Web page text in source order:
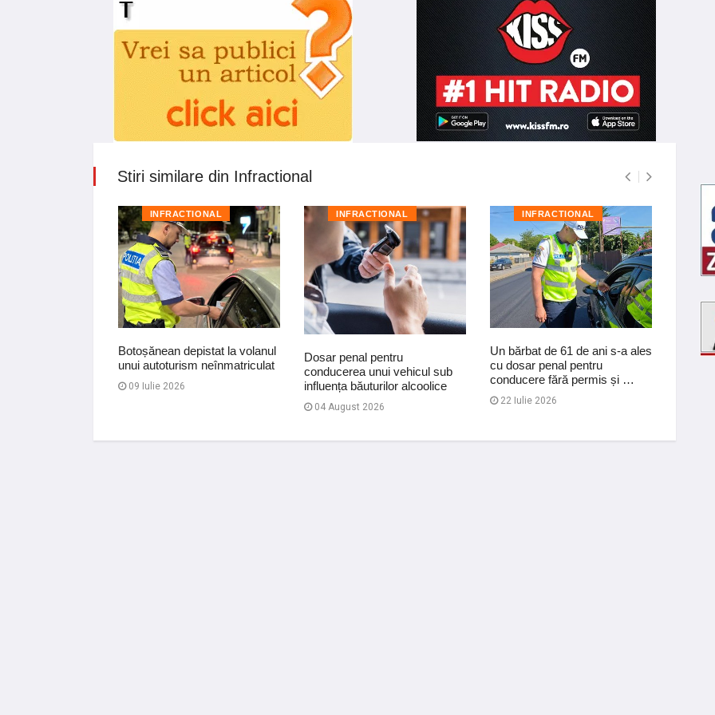
Stiri similare din Infractional
INFRACTIONAL
Botoșănean depistat la volanul
unui autoturism neînmatriculat
09 Iulie 2026
INFRACTIONAL
Dosar penal pentru
conducerea unui vehicul sub
influența băuturilor alcoolice
04 August 2026
INFRACTIONAL
Un bărbat de 61 de ani s-a ales
cu dosar penal pentru
conducere fără permis și …
22 Iulie 2026 18